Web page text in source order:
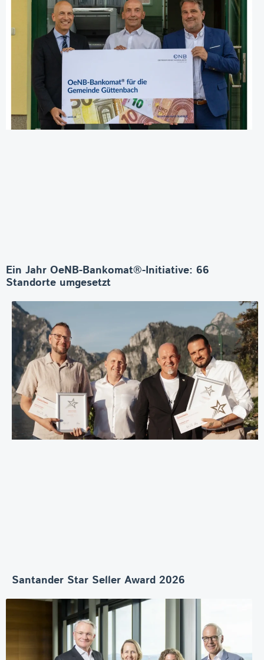
Ein Jahr OeNB-Bankomat®-Initiative: 66
Standorte umgesetzt
Santander Star Seller Award 2026